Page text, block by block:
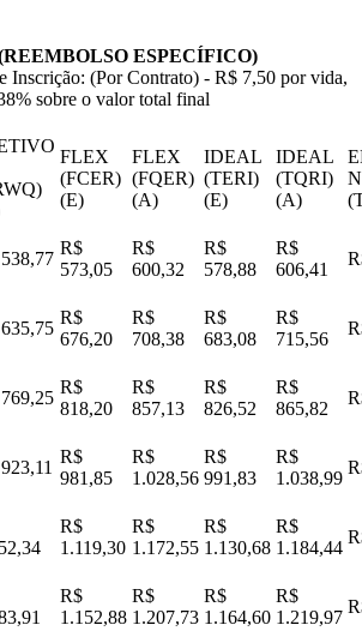
ESPECÍFICO)
Inscrição: (Por Contrato) - R$ 7,50 por vida,
sobre o valor total final
FLEX
(FCER)
(E)
FLEX
(FQER)
(A)
IDEAL
(TERI)
(E)
IDEAL
(TQRI)
(A)
R$
573,05
R$
600,32
R$
578,88
R$
606,41
R$
676,20
R$
708,38
R$
683,08
R$
715,56
R$
818,20
R$
857,13
R$
826,52
R$
865,82
R$
981,85
R$
1.028,56
R$
991,83
R$
1.038,99
R$
1.119,30
R$
1.172,55
R$
1.130,68
R$
1.184,44
R$
1.152,88
R$
1.207,73
R$
1.164,60
R$
1.219,97